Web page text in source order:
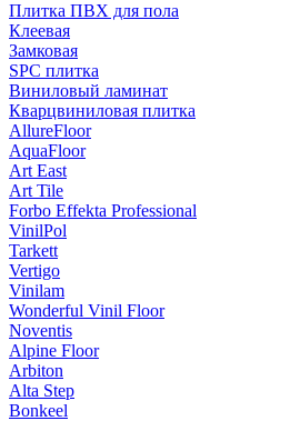
Плитка ПВХ для пола
Клеевая
Замковая
SPC плитка
Виниловый ламинат
Кварцвиниловая плитка
AllureFloor
AquaFloor
Art East
Art Tile
Forbo Effekta Professional
VinilPol
Tarkett
Vertigo
Vinilam
Wonderful Vinil Floor
Noventis
Alpine Floor
Arbiton
Alta Step
Bonkeel